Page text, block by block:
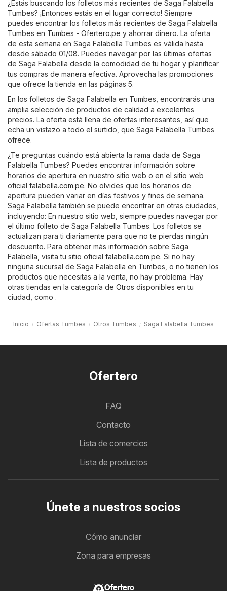
¿Estás buscando los folletos más recientes de Saga Falabella
Tumbes? ¡Entonces estás en el lugar correcto! Siempre
puedes encontrar los folletos más recientes de Saga Falabella
Tumbes en Tumbes - Ofertero.pe y ahorrar dinero. La oferta
de esta semana en Saga Falabella Tumbes es válida hasta
desde sábado 01/08. Puedes navegar por las últimas ofertas
de Saga Falabella desde la comodidad de tu hogar y planificar
tus compras de manera efectiva. Aprovecha las promociones
que ofrece la tienda en las páginas 5.
En los folletos de Saga Falabella en Tumbes, encontrarás una
amplia selección de productos de calidad a excelentes
precios. La oferta está llena de ofertas interesantes, así que
echa un vistazo a todo el surtido, que Saga Falabella Tumbes
ofrece.
¿Te preguntas cuándo está abierta la rama dada de Saga
Falabella Tumbes? Puedes encontrar información sobre
horarios de apertura en nuestro sitio web o en el sitio web
oficial falabella.com.pe. No olvides que los horarios de
apertura pueden variar en días festivos y fines de semana.
Saga Falabella también se puede encontrar en otras ciudades,
incluyendo: En nuestro sitio web, siempre puedes navegar por
el último folleto de Saga Falabella Tumbes. Los folletos se
actualizan para ti diariamente para que no te pierdas ningún
descuento. Para obtener más información sobre Saga
Falabella, visita tu sitio oficial falabella.com.pe. Si no hay
ninguna sucursal de Saga Falabella en Tumbes, o no tienen los
productos que necesitas a la venta, no hay problema. Hay
otras tiendas en la categoría de Otros disponibles en tu
ciudad, como .
Inicio Ofertas Tumbes Otros Tumbes Saga Falabella Tumbes
Ofertero
FAQ
Contacto
Lista de comercios
Lista de productos
Únete a nuestros socios
Cómo anunciar
Zona para empresas
Ofertero